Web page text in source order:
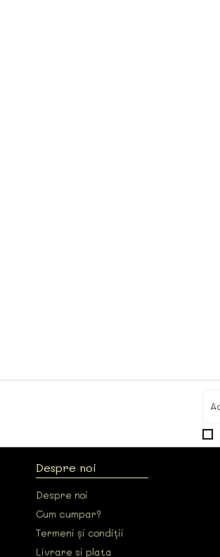
Despre noi
Despre noi
Cum cumpar?
Termeni și condiții
Livrare si plata